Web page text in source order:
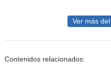
Ver más
Contenidos relacionados: